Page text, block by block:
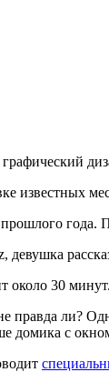
графический
известных
около 30 минут.
правда ли?
домика с